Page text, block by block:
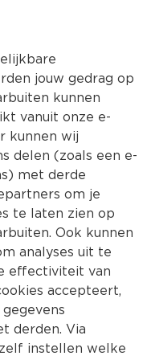
Kies jouw
Producten
jouw gedrag op
kunnen
vanuit onze e-
kunnen wij
delen (zoals een e-
met derde
om je
te laten zien op
Ook kunnen
analyses uit te
effectiviteit van
accepteert,
derden. Via
instellen welke